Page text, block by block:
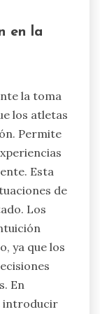
en la
la toma
los atletas
Permite
Esta
de
Los
ya que los
En
introducir